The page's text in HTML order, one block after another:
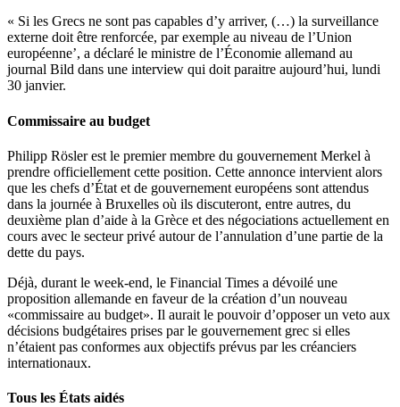
« Si les Grecs ne sont pas capables d’y arriver, (…) la surveillance
externe doit être renforcée, par exemple au niveau de l’Union
européenne’, a déclaré le ministre de l’Économie allemand au
journal Bild dans une interview qui doit paraitre aujourd’hui, lundi
30 janvier.
Commissaire au budget
Philipp Rösler est le premier membre du gouvernement Merkel à
prendre officiellement cette position. Cette annonce intervient alors
que les chefs d’État et de gouvernement européens sont attendus
dans la journée à Bruxelles où ils discuteront, entre autres, du
deuxième plan d’aide à la Grèce et des négociations actuellement en
cours avec le secteur privé autour de l’annulation d’une partie de la
dette du pays.
Déjà, durant le week-end, le Financial Times a dévoilé une
proposition allemande en faveur de la création d’un nouveau
«commissaire au budget». Il aurait le pouvoir d’opposer un veto aux
décisions budgétaires prises par le gouvernement grec si elles
n’étaient pas conformes aux objectifs prévus par les créanciers
internationaux.
Tous les États aidés